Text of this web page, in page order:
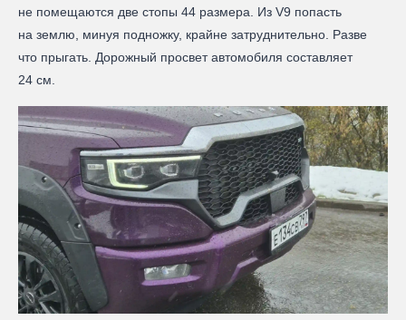
не помещаются две стопы 44 размера. Из V9 попасть
на землю, минуя подножку, крайне затруднительно. Разве
что прыгать. Дорожный просвет автомобиля составляет
24 см.